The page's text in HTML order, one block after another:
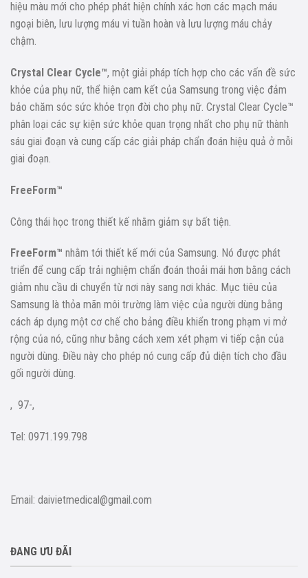
hiệu màu mới cho phép phát hiện chính xác hơn các mạch máu
ngoại biên, lưu lượng máu vi tuần hoàn và lưu lượng máu chảy
chậm.
Crystal Clear Cycle™, một giải pháp tích hợp cho các vấn đề sức
khỏe của phụ nữ, thể hiện cam kết của Samsung trong việc đảm
bảo chăm sóc sức khỏe trọn đời cho phụ nữ. Crystal Clear Cycle™
phân loại các sự kiện sức khỏe quan trọng nhất cho phụ nữ thành
sáu giai đoạn và cung cấp các giải pháp chẩn đoán hiệu quả ở mỗi
giai đoạn.
FreeForm™
Công thái học trong thiết kế nhằm giảm sự bất tiện.
FreeForm™ nhằm tới thiết kế mới của Samsung. Nó được phát
triển để cung cấp trải nghiệm chẩn đoán thoải mái hơn bằng cách
giảm nhu cầu di chuyển từ nơi này sang nơi khác. Mục tiêu của
Samsung là thỏa mãn môi trường làm việc của người dùng bằng
cách áp dụng một cơ chế cho bảng điều khiển trong phạm vi mở
rộng của nó, cũng như bằng cách xem xét phạm vi tiếp cận của
người dùng. Điều này cho phép nó cung cấp đủ diện tích cho đầu
gối người dùng.
, 97-,
Tel: 0971.199.798
Email: daivietmedical@gmail.com
ĐANG ƯU ĐÃI